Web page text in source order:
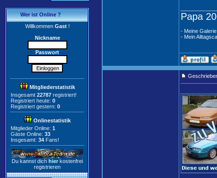
Wer ist Online ?
WillkommenGast!
Nickname
Passwort
Mitgliederstatistik
Insgesamt 22787 registriert!
Registriert heute: 0
Registriert gestern: 0
Onlinestatistik
Mitglieder Online: 1
Gäste Online: 33
Insgesamt: 34 Fans!
Du kannst dich hier kostenfrei
registrieren
Papa
- Meine
- Mein